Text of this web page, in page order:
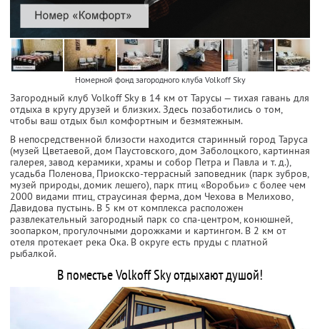
Номерной фонд загородного клуба Volkoff Sky
Загородный клуб Volkoff Sky в 14 км от Тарусы — тихая гавань для
отдыха в кругу друзей и близких. Здесь позаботились о том,
чтобы ваш отдых был комфортным и безмятежным.
В непосредственной близости находится старинный город Таруса
(музей Цветаевой, дом Паустовского, дом Заболоцкого, картинная
галерея, завод керамики, храмы и собор Петра и Павла и т. д.),
усадьба Поленова, Приокско-террасный заповедник (парк зубров,
музей природы, домик лешего), парк птиц «Воробьи» с более чем
2000 видами птиц, страусиная ферма, дом Чехова в Мелихово,
Давидова пустынь. В 5 км от комплекса расположен
развлекательный загородный парк со спа-центром, конюшней,
зоопарком, прогулочными дорожками и картингом. В 2 км от
отеля протекает река Ока. В округе есть пруды с платной
рыбалкой.
В поместье Volkoff Sky отдыхают душой!